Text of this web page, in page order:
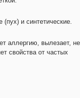
и синтетические.
аллергию, вылезает, не
свойства от частых